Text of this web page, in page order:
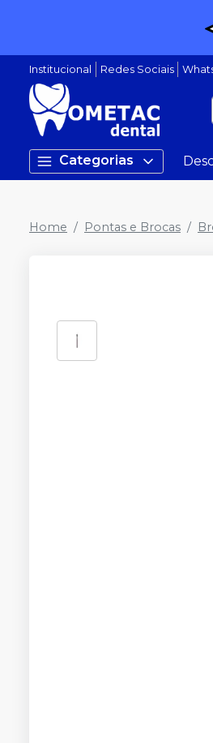
Institucional Redes Sociais
Categorias
Home Pontas e Brocas